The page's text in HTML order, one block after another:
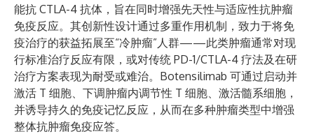
能抗 CTLA-4 抗体，旨在同时增强先天性与适应性抗肿瘤
免疫反应。其创新性设计通过多重作用机制，致力于将免
疫治疗的获益拓展至“冷肿瘤”人群——此类肿瘤通常对现
行标准治疗反应有限，或对传统 PD-1/CTLA-4 疗法及在研
治疗方案表现为耐受或难治。Botensilimab 可通过启动并
激活 T 细胞、下调肿瘤内调节性 T 细胞、激活髓系细胞，
并诱导持久的免疫记忆反应，从而在多种肿瘤类型中增强
整体抗肿瘤免疫应答。